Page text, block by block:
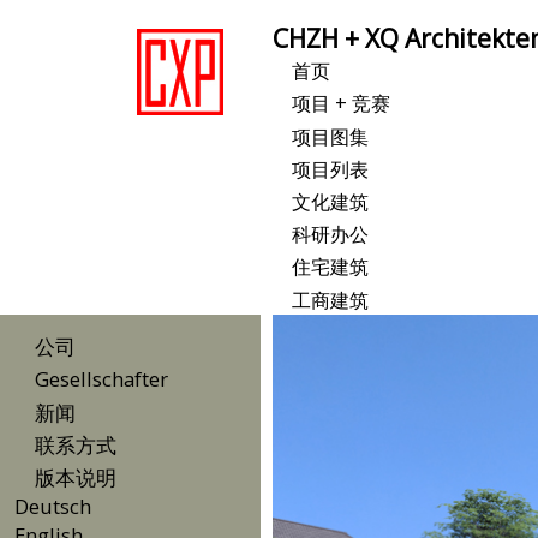
CHZH + XQ
Hauptnavigation
首页
项目 + 竞赛
Main
menu
项目图集
项目列表
文化建筑
科研办公
住宅建筑
工商建筑
Menu
Sidebar
First
公司
Gesellschafter
新闻
联系方式
版本说明
Deutsch